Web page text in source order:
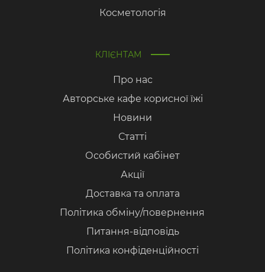
Косметологія
КЛІЄНТАМ
Про нас
Авторське кафе корисної їжі
Новини
Статті
Особистий кабінет
Акції
Доставка та оплата
Політика обміну/повернення
Питання-відповідь
Політика конфіденційності